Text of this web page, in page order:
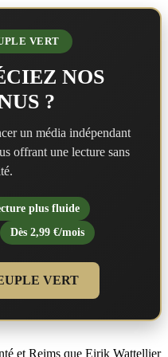
VERT
NOS
?
un média indépendant
offrant une lecture sans
plus fluide
Dès 2,99 €/mois
VERT
et Reims que Eirik Wattellier